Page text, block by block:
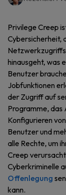
Privilege Creep
Cybersicherheit,
hinausgeht, was
Benutzer
Jobfunktionen
der Zugriff auf
Programme, das
Konfigurieren
Benutzer und
alle Rechte, um
Creep
Cyberkriminelle
Offenlegung
kann.